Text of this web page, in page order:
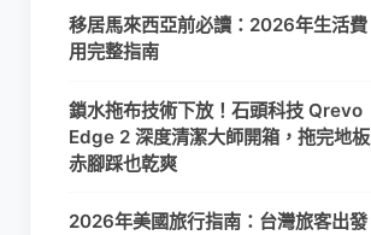
移居馬來西亞前必讀：2026年生活費
用完整指南
鎖水拖布技術下放！石頭科技 Qrevo
Edge 2 深度清潔大師開箱，拖完地板
赤腳踩也乾爽
2026年美國旅行指南：台灣旅客出發